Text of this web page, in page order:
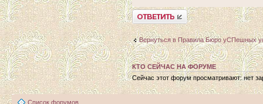
Ответить
Вернуться в Правила Бюро уСПешных
КТО СЕЙЧАС НА ФОРУМЕ
Сейчас этот форум просматривают: нет
Список форумов